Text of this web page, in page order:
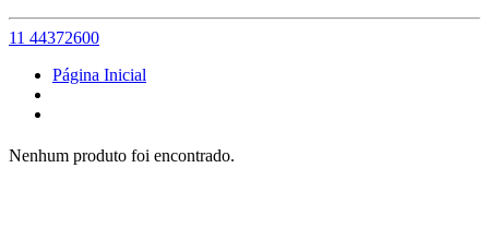
11 44372600
Página Inicial
Nenhum produto foi encontrado.